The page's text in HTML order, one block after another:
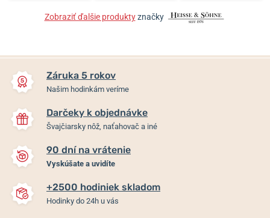
Zobraziť ďalšie produktyznačky
Záruka 5 rokov
Našim hodinkám veríme
Darčeky k objednávke
Švajčiarsky nôž, naťahovač a iné
90 dní na vrátenie
Vyskúšate a uvidíte
+2500 hodiniek skladom
Hodinky do 24h u vás